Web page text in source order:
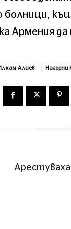
болници,
Армения
Алиев Нагорни
Арестуваха